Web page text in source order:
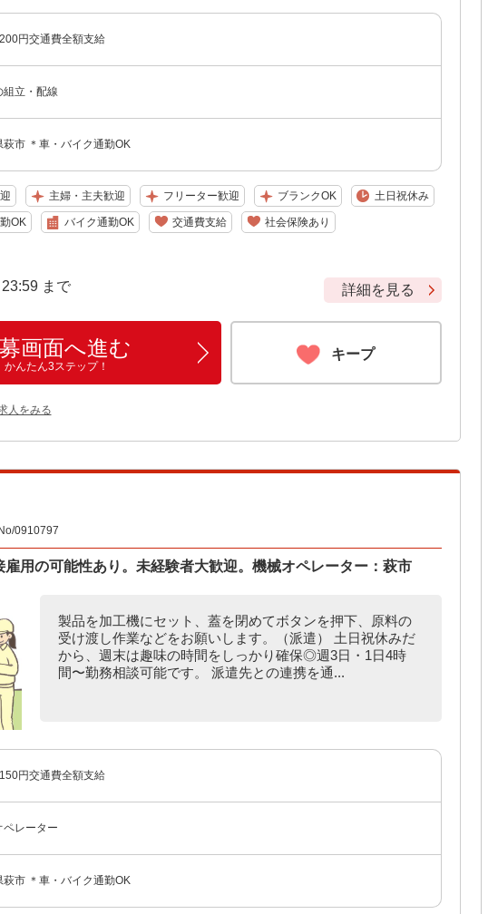
円交通費全額支給
組立・配線
萩市 ＊車・バイク通勤OK
主婦・主夫歓迎 フリーター歓迎 ブランクOK 土日祝休み
OK バイク通勤OK 交通費支給 社会保険あり
まで 詳細を見る
画面へ進む
かんたん3ステップ！
キープ
人をみる
0910797
雇用の可能性あり。未経験者大歓迎。機械オペレーター：萩市
製品を加工機にセット、蓋を閉めてボタンを押下、原料の
受け渡し作業などをお願いします。（派遣） 土日祝休みだ
から、週末は趣味の時間をしっかり確保◎週3日・1日4時
間〜勤務相談可能です。 派遣先との連携を通...
円交通費全額支給
ペレーター
萩市 ＊車・バイク通勤OK